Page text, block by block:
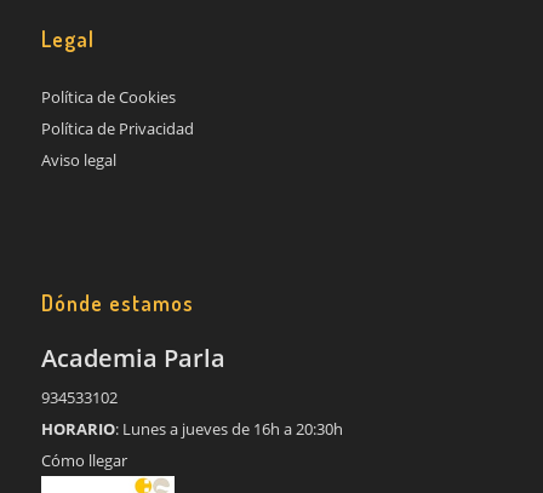
Legal
Política de Cookies
Política de Privacidad
Aviso legal
Dónde estamos
Academia Parla
934533102
HORARIO: Lunes a jueves de 16h a 20:30h
Cómo llegar